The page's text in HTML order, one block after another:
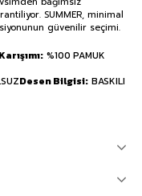
SUMMER, minimal
güvenilir seçimi.
%100 PAMUK
Desen Bilgisi BASKILI